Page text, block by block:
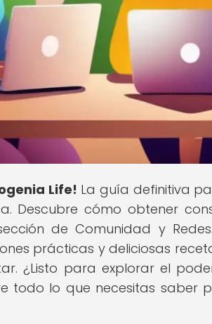
Life! La guía definitiva
Descubre cómo obtener
de Comunidad y
prácticas y deliciosas
¿Listo para explorar el
todo lo que necesitas saber